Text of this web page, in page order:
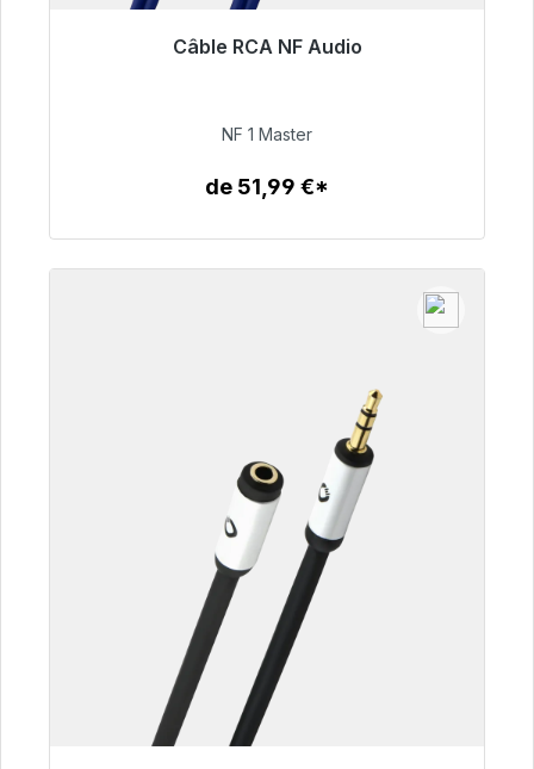
Câble RCA NF Audio
99,00 €
NF 1 Master
de 51,99 €*